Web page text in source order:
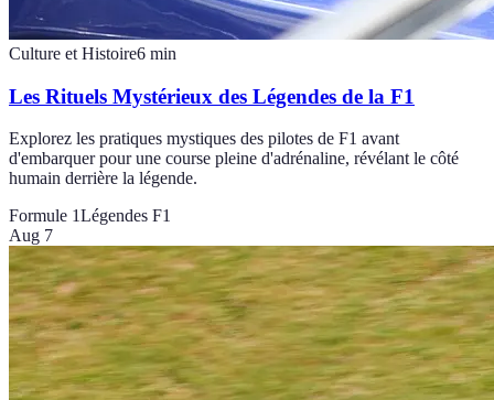
Culture et Histoire6 min
Les Rituels Mystérieux des Légendes de la F1
Explorez les pratiques mystiques des pilotes de F1 avant
d'embarquer pour une course pleine d'adrénaline, révélant le côté
humain derrière la légende.
Formule 1Légendes F1
Aug 7